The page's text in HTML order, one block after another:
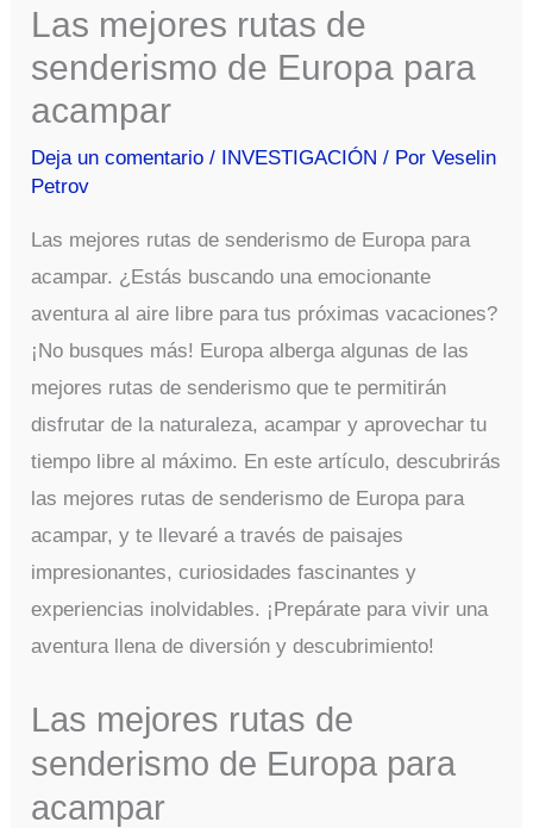
Las mejores rutas de
senderismo de Europa para
acampar
Deja un comentario / INVESTIGACIÓN / PorVeselin
Petrov
Las mejores rutas de senderismo de Europa para
acampar. ¿Estás buscando una emocionante
aventura al aire libre para tus próximas vacaciones?
¡No busques más! Europa alberga algunas de las
mejores rutas de senderismo que te permitirán
disfrutar de la naturaleza, acampar y aprovechar tu
tiempo libre al máximo. En este artículo, descubrirás
las mejores rutas de senderismo de Europa para
acampar, y te llevaré a través de paisajes
impresionantes, curiosidades fascinantes y
experiencias inolvidables. ¡Prepárate para vivir una
aventura llena de diversión y descubrimiento!
Las mejores rutas de
senderismo de Europa para
acampar